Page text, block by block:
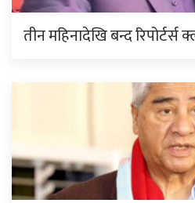
तीन महिनादेखि बन्द रिपोर्टर्स